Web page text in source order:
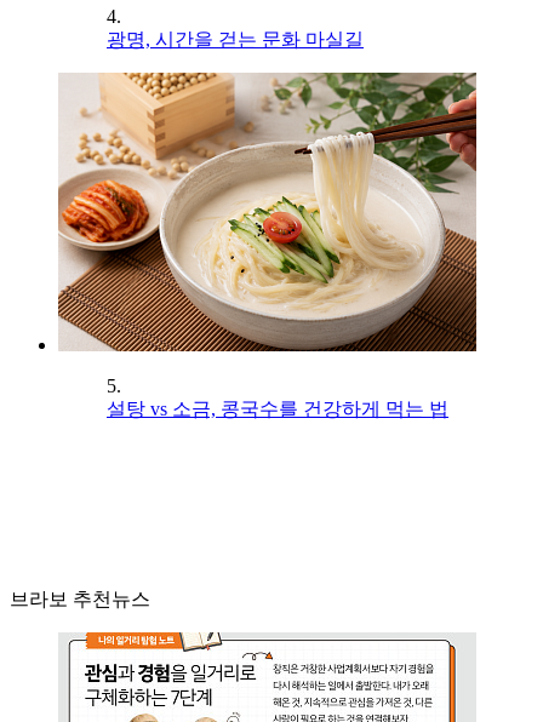
4.
광명, 시간을 걷는 문화 마실길
5.
설탕 vs 소금, 콩국수를 건강하게 먹는 법
브라보 추천뉴스